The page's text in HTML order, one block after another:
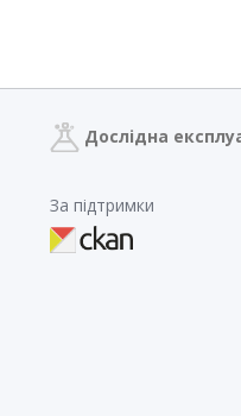
Дослідна
За підтримки